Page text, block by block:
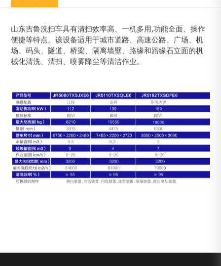
山东吉鲁洗扫车具有清扫效率高、一机多用,功能全面、操作
便捷等特点。该设备适用于城市道路、高速公路、广场、机
场、码头、隧道、桥梁、隔离墙壁、路缘和踣缘石立面的杋
械化清洗、清扫、喷雾降尘等清洁作业。